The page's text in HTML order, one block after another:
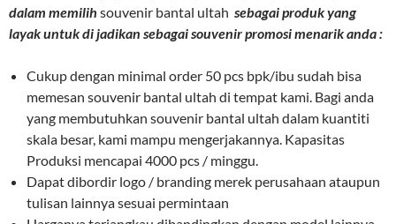
dalam memilih souvenir bantal ultah sebagai produk yang
layak untuk di jadikan sebagai souvenir promosi menarik anda :
Cukup dengan minimal order 50 pcs bpk/ibu sudah bisa
memesan souvenir bantal ultah di tempat kami. Bagi anda
yang membutuhkan souvenir bantal ultah dalam kuantiti
skala besar, kami mampu mengerjakannya. Kapasitas
Produksi mencapai 4000 pcs / minggu.
Dapat dibordir logo / branding merek perusahaan ataupun
tulisan lainnya sesuai permintaan